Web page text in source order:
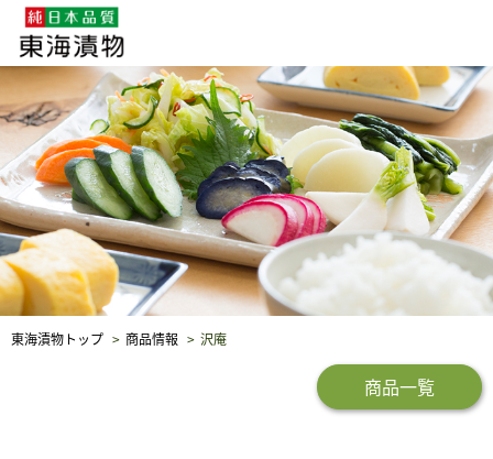
企業・採用情報 社会貢献 品質保証
東海漬物トップ 商品情報 沢庵
商品一覧